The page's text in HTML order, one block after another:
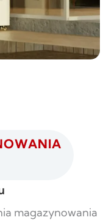
magazynowania